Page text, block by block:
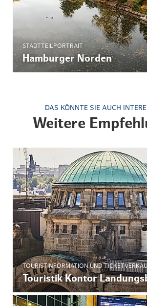
STADTTEILPORTRAIT
Hamburger Norden
DAS KÖNNTE SIE AUCH
Weitere
TOURISTINFORMATION UND
Touristik Kontor